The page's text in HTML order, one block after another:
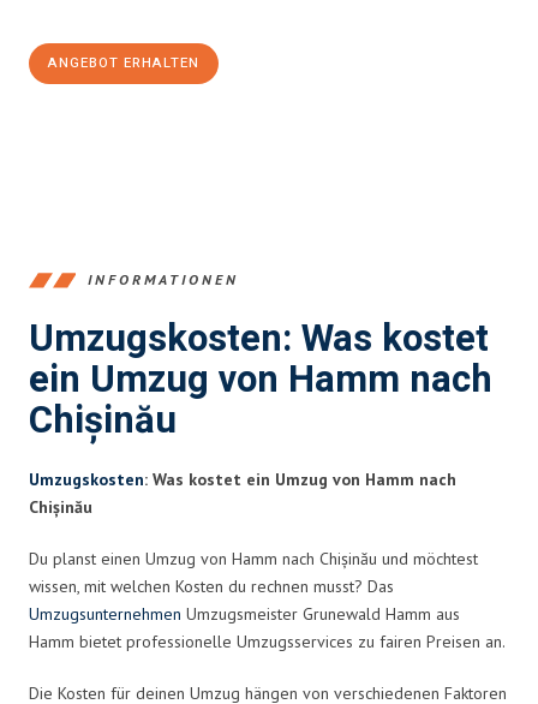
ANGEBOT ERHALTEN
INFORMATIONEN
Umzugskosten: Was kostet
ein Umzug von Hamm nach
Chișinău
Umzugskosten: Was kostet ein Umzug von Hamm nach
Chișinău
Du planst einen Umzug von Hamm nach Chișinău und möchtest
wissen, mit welchen Kosten du rechnen musst? Das
Umzugsunternehmen Umzugsmeister Grunewald Hamm aus
Hamm bietet professionelle Umzugsservices zu fairen Preisen an.
Die Kosten für deinen Umzug hängen von verschiedenen Faktoren